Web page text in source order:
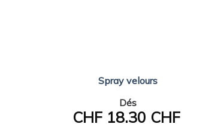
Spray velours
Dés
CHF 18.30 CHF